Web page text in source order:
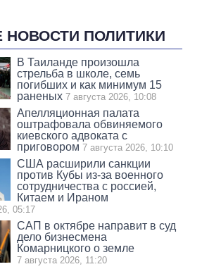
НОВОСТИ ПОЛИТИКИ
В Таиланде произошла
стрельба в школе, семь
погибших и как минимум 15
раненых 7 августа 2026, 10:08
Апелляционная палата
оштрафовала обвиняемого
киевского адвоката с
приговором 7 августа 2026, 10:10
США расширили санкции
против Кубы из-за военного
сотрудничества с россией,
Китаем и Ираном
05:17
САП в октябре направит в суд
дело бизнесмена
Комарницкого о земле
7 августа 2026, 11:20